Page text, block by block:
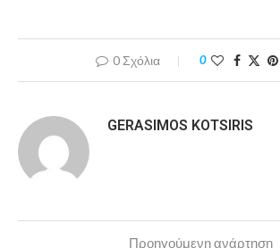
0 Σχόλια 0
GERASIMOS KOTSIRIS
Προηγούμενη ανάρτηση